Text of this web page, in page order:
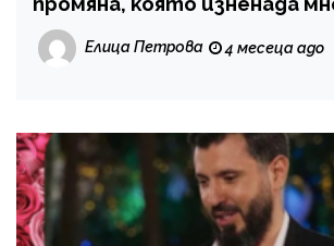
Елица Петрова 4 месеца ago